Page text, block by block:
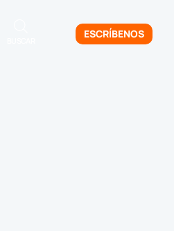
ESCRÍBENOS